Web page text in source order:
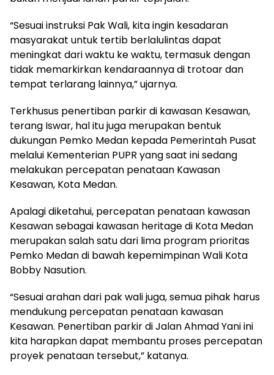
“Sesuai instruksi Pak Wali, kita ingin kesadaran
masyarakat untuk tertib berlalulintas dapat
meningkat dari waktu ke waktu, termasuk dengan
tidak memarkirkan kendaraannya di trotoar dan
tempat terlarang lainnya,” ujarnya.
Terkhusus penertiban parkir di kawasan Kesawan,
terang Iswar, hal itu juga merupakan bentuk
dukungan Pemko Medan kepada Pemerintah Pusat
melalui Kementerian PUPR yang saat ini sedang
melakukan percepatan penataan Kawasan
Kesawan, Kota Medan.
Apalagi diketahui, percepatan penataan kawasan
Kesawan sebagai kawasan heritage di Kota Medan
merupakan salah satu dari lima program prioritas
Pemko Medan di bawah kepemimpinan Wali Kota
Bobby Nasution.
“Sesuai arahan dari pak wali juga, semua pihak harus
mendukung percepatan penataan kawasan
Kesawan. Penertiban parkir di Jalan Ahmad Yani ini
kita harapkan dapat membantu proses percepatan
proyek penataan tersebut,” katanya.